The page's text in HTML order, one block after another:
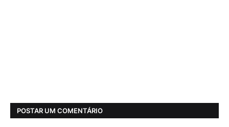
POSTAR UM COMENTÁRIO